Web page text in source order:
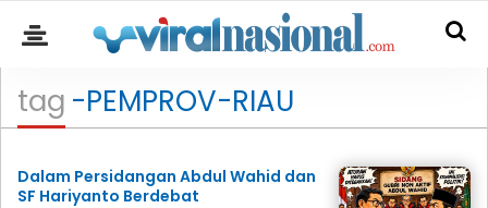
tag -PEMPROV-RIAU
Dalam Persidangan Abdul Wahid dan
SF Hariyanto Berdebat